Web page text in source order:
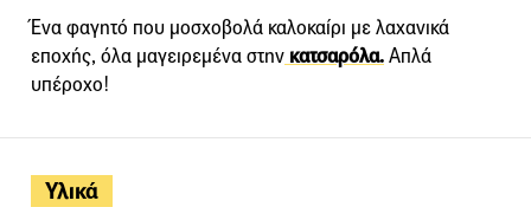
Υλικά
Ένα φαγητό που μοσχοβολά καλοκαίρι με λαχανικά
εποχής, όλα μαγειρεμένα στην κατσαρόλα.Απλά
υπέροχο!